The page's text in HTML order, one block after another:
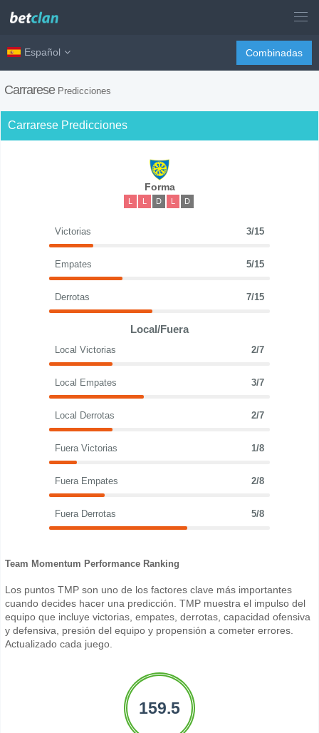
Español Combinadas
Carrarese Predicciones
Carrarese Predicciones
Forma
L L D L D
Victorias 3/15
Empates 5/15
Derrotas 7/15
Local/Fuera
Local Victorias 2/7
Local Empates 3/7
Local Derrotas 2/7
Fuera Victorias 1/8
Fuera Empates 2/8
Fuera Derrotas 5/8
Team Momentum Performance Ranking
Los puntos TMP son uno de los factores clave más importantes
cuando decides hacer una predicción. TMP muestra el impulso del
equipo que incluye victorias, empates, derrotas, capacidad ofensiva
y defensiva, presión del equipo y propensión a cometer errores.
Actualizado cada juego.
159.5